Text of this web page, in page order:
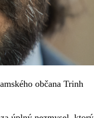
občana Trinh